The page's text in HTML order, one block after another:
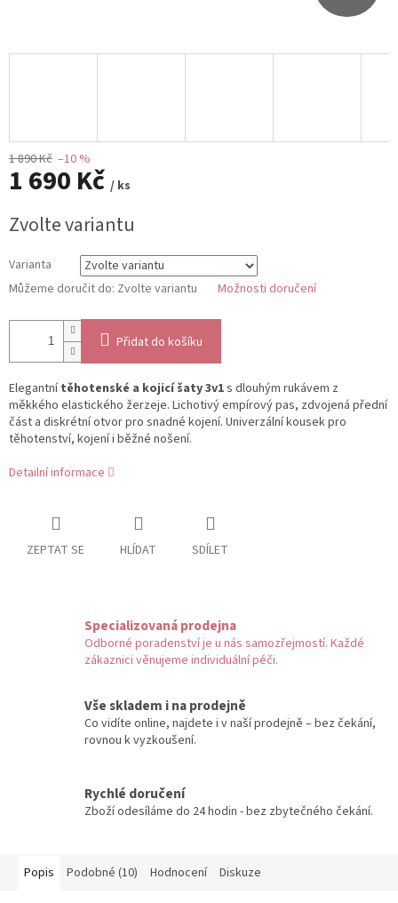
1 890 Kč –10 %
1 690 Kč / ks
cena:
Zvolte variantu
Varianta
Můžeme doručit do: Zvolte variantu Možnosti doručení
Přidat do košíku
Elegantnítěhotenské a kojicí šaty 3v1s dlouhým rukávem z
měkkého elastického žerzeje. Lichotivý empírový pas, zdvojená přední
část a diskrétní otvor pro snadné kojení. Univerzální kousek pro
těhotenství, kojení i běžné nošení.
Detailní informace
ZEPTAT SE HLÍDAT SDÍLET
Specializovaná prodejna
Odborné poradenství je u nás samozřejmostí. Každé
zákaznici věnujeme individuální péči.
Vše skladem i na prodejně
Co vidíte online, najdete i v naší prodejně – bez čekání,
rovnou k vyzkoušení.
Rychlé doručení
Zboží odesíláme do 24 hodin - bez zbytečného čekání.
Popis Podobné (10) Hodnocení Diskuze